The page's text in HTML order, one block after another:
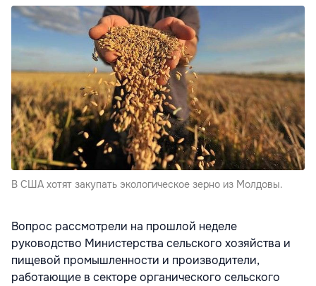
В США хотят закупать экологическое зерно из Молдовы.
Вопрос рассмотрели на прошлой неделе
руководство Министерства сельского хозяйства и
пищевой промышленности и производители,
работающие в секторе органического сельского